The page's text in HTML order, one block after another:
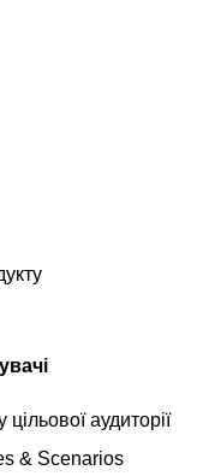
аудиторії
& Scenarios